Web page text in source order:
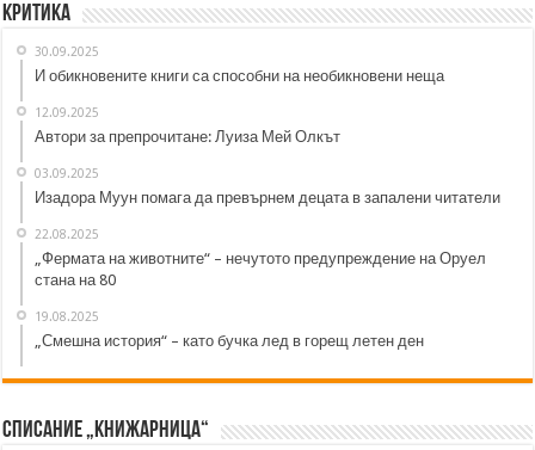
Критика
30.09.2025
И обикновените книги са способни на необикновени неща
12.09.2025
Автори за препрочитане: Луиза Мей Олкът
03.09.2025
Изадора Муун помага да превърнем децата в запалени читатели
22.08.2025
„Фермата на животните“ – нечутото предупреждение на Оруел
стана на 80
19.08.2025
„Смешна история“ – като бучка лед в горещ летен ден
Списание „Книжарница“